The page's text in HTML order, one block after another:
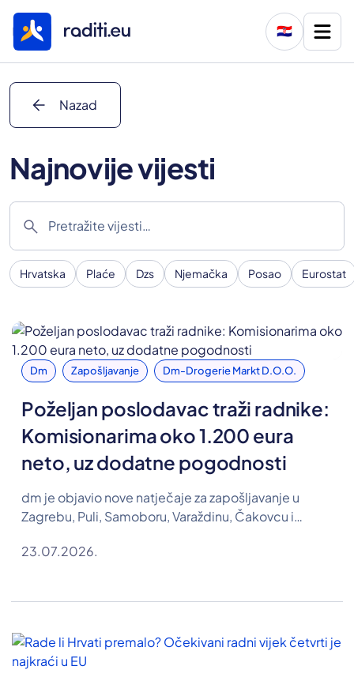
🇭🇷
arrow_back Nazad
Najnovije vijesti
search
Hrvatska Plaće Dzs Njemačka Posao Eurostat
Dm Zapošljavanje Dm-Drogerie Markt D.o.o.
Poželjan poslodavac traži radnike:
Komisionarima oko 1.200 eura
neto, uz dodatne pogodnosti
dm je objavio nove natječaje za zapošljavanje u
Zagrebu, Puli, Samoboru, Varaždinu, Čakovcu i
farmaceutskog tehničara te referenta u Odjelu
23.07.2026.